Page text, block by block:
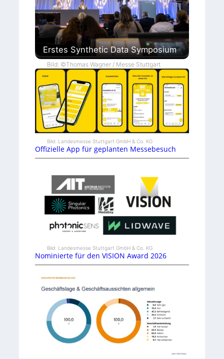
Erstes Synthetic Data Symposium
Bild: ©Thomas Wagner / Messe Stuttgart
Bild: Landesmesse Stuttgart GmbH & Co. KG
Offizielle App für geplanten Messebesuch
Bild: Landesmesse Stuttgart GmbH & Co. KG
Nominierte für den VISION Award 2026